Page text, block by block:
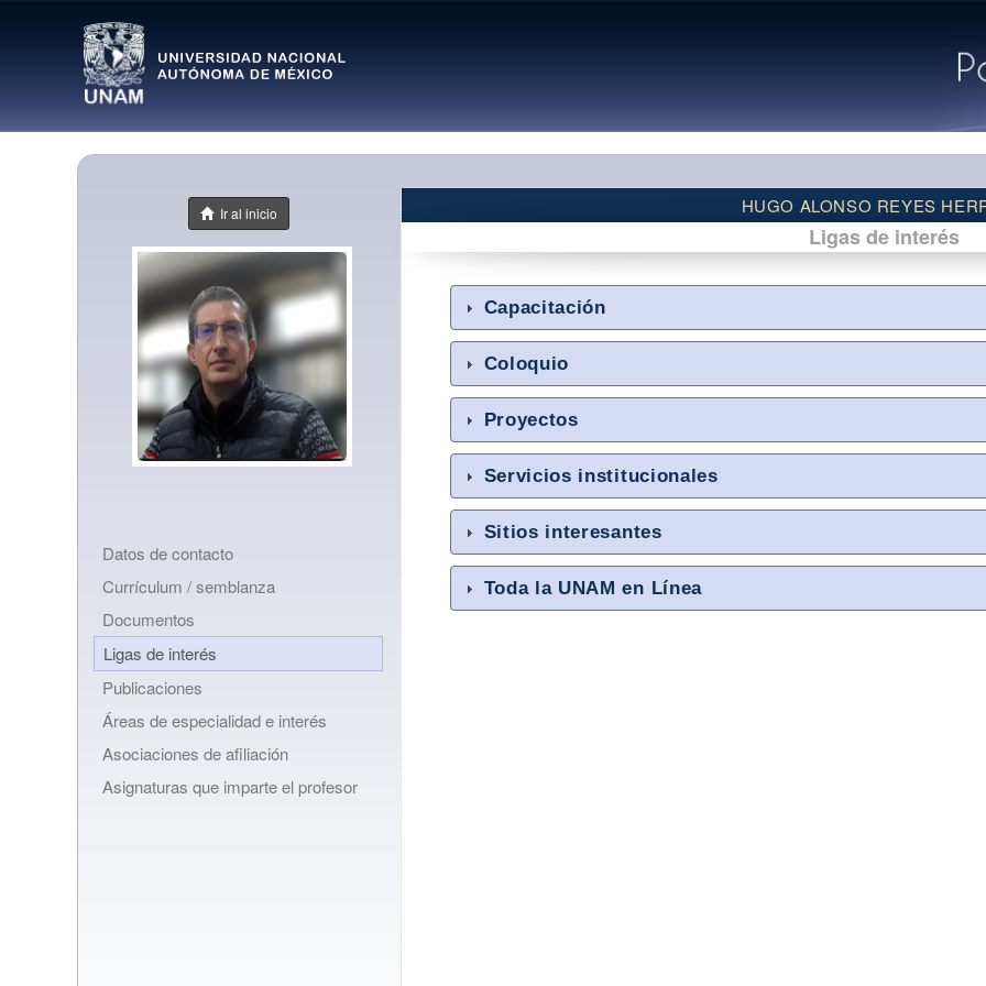
Ir al inicio
Datos de contacto
Currículum / semblanza
Documentos
Ligas de interés
Publicaciones
Áreas de especialidad e interés
Asociaciones de afiliación
Asignaturas que imparte el profesor
HUGO ALONSO REYES
Ligas de interés
Capacitación
Coloquio
Proyectos
Servicios institucionales
Sitios interesantes
Toda la UNAM en Línea